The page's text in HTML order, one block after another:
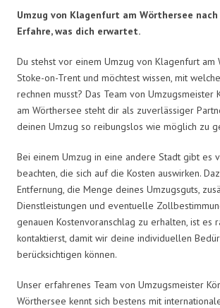
Umzug von Klagenfurt am Wörthersee
Erfahre, was dich erwartet.
Du stehst vor einem Umzug von Klagenfurt am
Stoke-on-Trent und möchtest wissen, mit
rechnen musst? Das Team von Umzugsmeister
am Wörthersee steht dir als zuverlässiger
deinen Umzug so reibungslos wie möglich zu
Bei einem Umzug in eine andere Stadt gibt es
beachten, die sich auf die Kosten auswirken.
Entfernung, die Menge deines Umzugsguts,
Dienstleistungen und eventuelle
genauen Kostenvoranschlag zu erhalten, ist es
kontaktierst, damit wir deine individuellen
berücksichtigen können.
Unser erfahrenes Team von Umzugsmeister
Wörthersee kennt sich bestens mit